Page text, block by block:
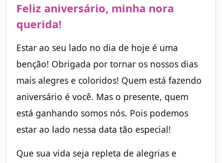
Feliz aniversário, minha nora
querida!
Estar ao seu lado no dia de hoje é uma
benção! Obrigada por tornar os nossos dias
mais alegres e coloridos! Quem está fazendo
aniversário é você. Mas o presente, quem
está ganhando somos nós. Pois podemos
estar ao lado nessa data tão especial!
Que sua vida seja repleta de alegrias e